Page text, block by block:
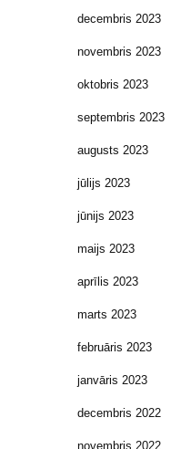
decembris 2023
novembris 2023
oktobris 2023
septembris 2023
augusts 2023
jūlijs 2023
jūnijs 2023
maijs 2023
aprīlis 2023
marts 2023
februāris 2023
janvāris 2023
decembris 2022
novembris 2022